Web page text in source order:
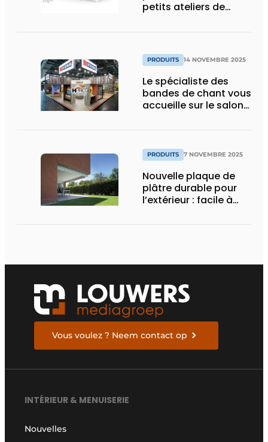
petits ateliers de
PRODUITS 14 NOVEMBRE 2025
Le spécialiste des
bandes de chant vous
accueille sur le salon
PRODUITS 7 NOVEMBRE 2025
Nouvelle plaque de
plâtre durable pour
l’extérieur : facile à
Vous voulez ? Neem contact op
INTÉRIEUR & MENUISERIE
Nouvelles